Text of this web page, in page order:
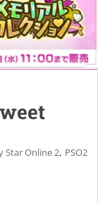
Star Online 2, PSO2